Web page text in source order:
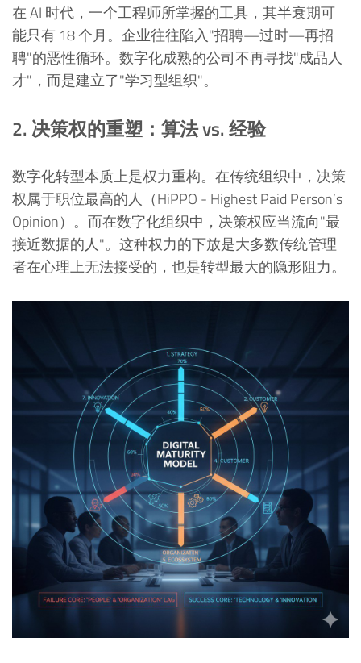
在 AI 时代，一个工程师所掌握的工具，其半衰期可
能只有 18 个月。企业往往陷入"招聘—过时—再招
聘"的恶性循环。数字化成熟的公司不再寻找"成品人
才"，而是建立了"学习型组织"。
2. 决策权的重塑：算法 vs. 经验
数字化转型本质上是权力重构。在传统组织中，决策
权属于职位最高的人（HiPPO - Highest Paid Person’s
Opinion）。而在数字化组织中，决策权应当流向"最
接近数据的人"。这种权力的下放是大多数传统管理
者在心理上无法接受的，也是转型最大的隐形阻力。